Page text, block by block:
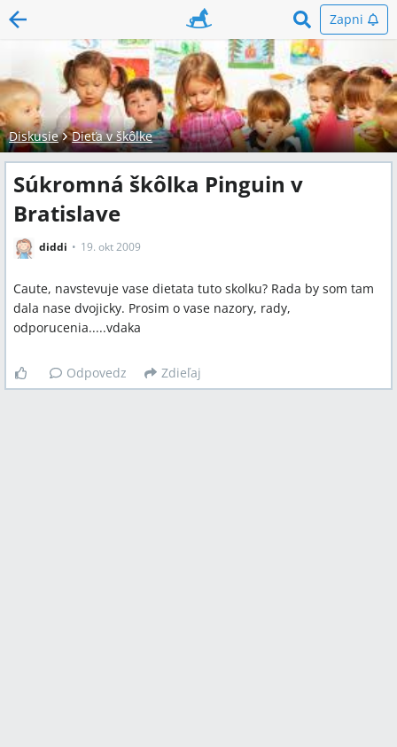
Zapni
Diskusie Dieťa v škôlke
Súkromná škôlka Pinguin v
Bratislave
diddi 19. okt 2009
Caute, navstevuje vase dietata tuto skolku? Rada by som tam
dala nase dvojicky. Prosim o vase nazory, rady,
odporucenia.....vdaka
Odpovedz Zdieľaj